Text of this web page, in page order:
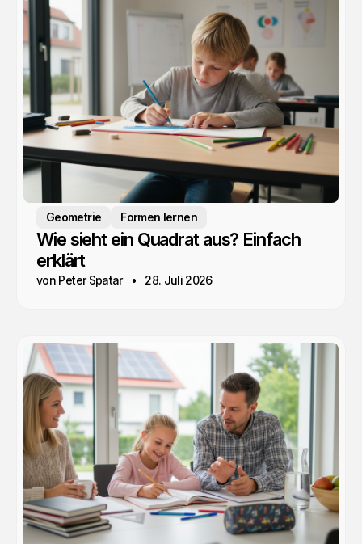
Geometrie Formen lernen
Wie sieht ein Quadrat aus? Einfach
erklärt
von Peter Spatar 28. Juli 2026